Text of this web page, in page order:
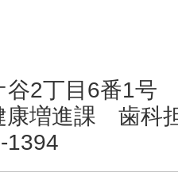
2丁目6番1号
康増進課 歯科
1394